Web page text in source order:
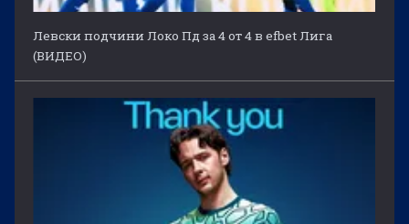
Левски подчини Локо Пд за 4 от 4 в efbet Лига
(ВИДЕО)